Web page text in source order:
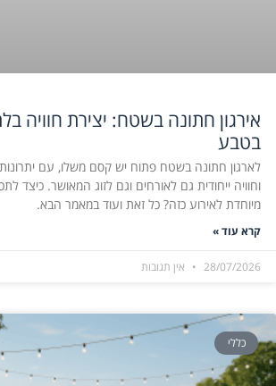
אירגון חתונה בשטח: יצירת חוויה
בטבע
לארגון חתונה בשטח פתוח יש קסם משלו, עם
וחוויה ייחודית גם לאורחים וגם לזוג המאושר. כיצד
מיוחדת לאירוע כזה? כל זאת ועוד במאמר הבא.
קרא עוד »
28/07/2026 אין תגובות
כללי